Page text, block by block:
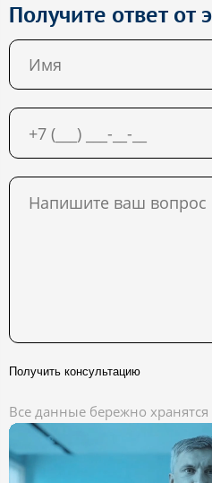
Получите ответ от
Получить консультацию
Все данные бережно